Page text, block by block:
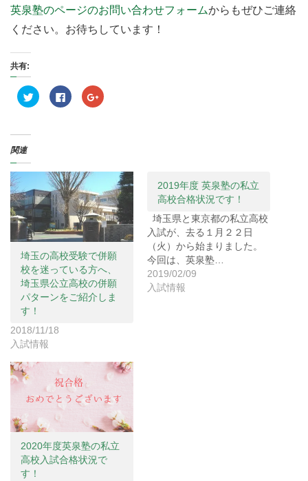
英泉塾のページのお問い合わせフォームからもぜひご連絡
ください。お待ちしています！
共有:
ク
リ
r
で
共
有
新
し
い
ウ
ィ
ン
ド
ウ
で
開
き
ま
す
)
F
a
有
す
る
に
は
ク
リ
ッ
ク
し
て
く
だ
さ
い
(
で
開
き
ま
ク
リ
+
で
共
有
(
新
し
い
ウ
ィ
ン
ド
ウ
で
関連
埼玉の高校受験で併願
校を迷っている方へ、
埼玉県公立高校の併願
パターンをご紹介しま
す！
2018/11/18
入試情報
2019年度 英泉塾の私立
高校合格状況です！
埼玉県と東京都の私立高校
入試が、去る１月２２日
（火）から始まりました。
今回は、英泉塾…
2019/02/09
入試情報
2020年度英泉塾の私立
高校入試合格状況で
す！